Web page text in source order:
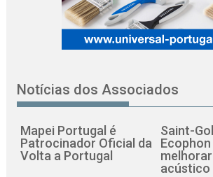
Notícias dos Associados
Mapei Portugal é
Patrocinador Oficial da
Volta a Portugal
Saint-
acústico